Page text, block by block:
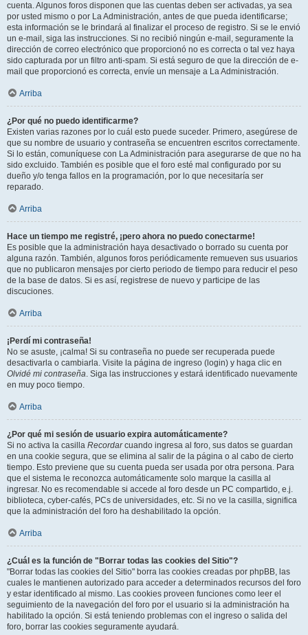
cuenta. Algunos foros disponen que las cuentas deben ser activadas, ya sea
por usted mismo o por La Administración, antes de que pueda identificarse;
esta información se le brindará al finalizar el proceso de registro. Si se le envió
un e-mail, siga las instrucciones. Si no recibió ningún e-mail, seguramente la
dirección de correo electrónico que proporcionó no es correcta o tal vez haya
sido capturada por un filtro anti-spam. Si está seguro de que la dirección de e-
mail que proporcionó es correcta, envíe un mensaje a La Administración.
Arriba
¿Por qué no puedo identificarme?
Existen varias razones por lo cuál esto puede suceder. Primero, asegúrese de
que su nombre de usuario y contraseña se encuentren escritos correctamente.
Si lo están, comuníquese con La Administración para asegurarse de que no ha
sido excluido. También es posible que el foro esté mal configurado por su
dueño y/o tenga fallos en la programación, por lo que necesitaría ser
reparado.
Arriba
Hace un tiempo me registré, ¡pero ahora no puedo conectarme!
Es posible que la administración haya desactivado o borrado su cuenta por
alguna razón. También, algunos foros periódicamente remueven sus usuarios
que no publicaron mensajes por cierto periodo de tiempo para reducir el peso
de la base de datos. Si es así, registrese de nuevo y participe de las
discuciones.
Arriba
¡Perdí mi contraseña!
No se asuste, ¡calma! Si su contraseña no puede ser recuperada puede
desactivarla o cambiarla. Visite la página de ingreso (login) y haga clic en
Olvidé mi contraseña. Siga las instrucciones y estará identificado nuevamente
en muy poco tiempo.
Arriba
¿Por qué mi sesión de usuario expira automáticamente?
Si no activa la casilla Recordarcuando ingresa al foro, sus datos se guardan
en una cookie segura, que se elimina al salir de la página o al cabo de cierto
tiempo. Esto previene que su cuenta pueda ser usada por otra persona. Para
que el sistema le reconozca automáticamente solo marque la casilla al
ingresar. No es recomendable si accede al foro desde un PC compartido, e.j.
biblioteca, cyber-cafés, PCs de universidades, etc. Si no ve la casilla, significa
que la administración del foro ha deshabilitado la opción.
Arriba
¿Cuál es la función de "Borrar todas las cookies del Sitio"?
"Borrar todas las cookies del Sitio" borra las cookies creadas por phpBB, las
cuales le mantienen autorizado para acceder a determinados recursos del foro
y estar identificado al mismo. Las cookies proveen funciones como leer el
seguimiento de la navegación del foro por el usuario si la administración ha
habilitado la opción. Si está teniendo problemas con el ingreso o salida del
foro, borrar las cookies seguramente ayudará.